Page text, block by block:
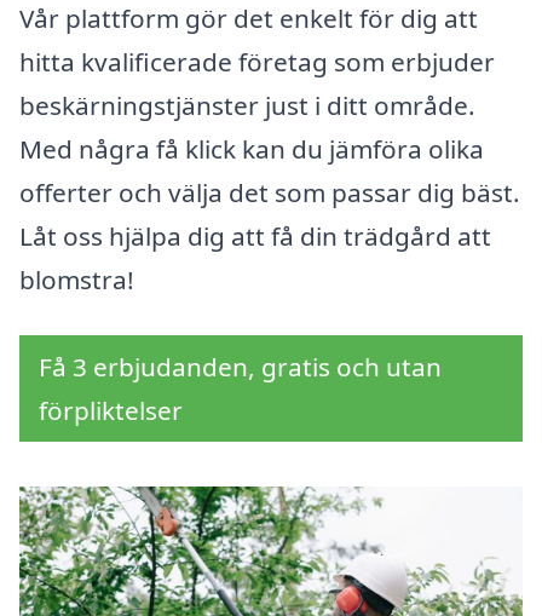
Vår plattform gör det enkelt för dig att
hitta kvalificerade företag som erbjuder
beskärningstjänster just i ditt område.
Med några få klick kan du jämföra olika
offerter och välja det som passar dig bäst.
Låt oss hjälpa dig att få din trädgård att
blomstra!
Få 3 erbjudanden, gratis och utan
förpliktelser